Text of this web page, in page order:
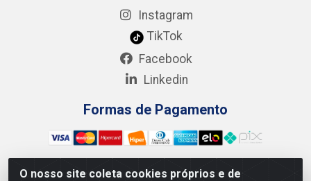
O nosso site coleta cookies próprios e de
Instagram
TikTok
Facebook
Linkedin
Formas de Pagamento